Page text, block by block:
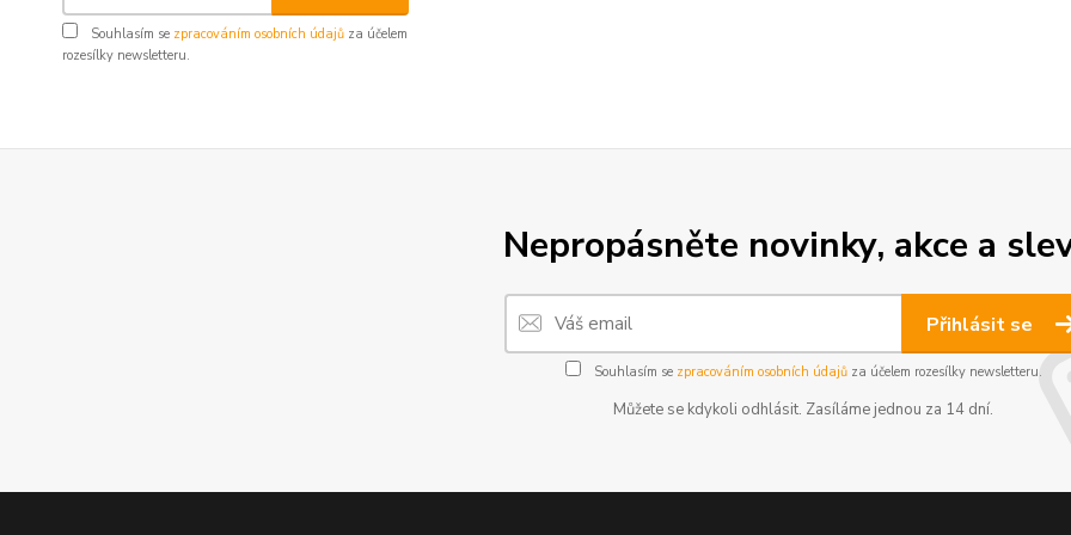
Souhlasím se zpracováním osobních údajů za účelem
rozesílky newsletteru.
Nepropásněte novinky, akce a
Přihlásit se
Souhlasím se zpracováním osobních údajůza účelem rozesílky newsletteru.
Můžete se kdykoli odhlásit. Zasíláme jednou za 14 dní.